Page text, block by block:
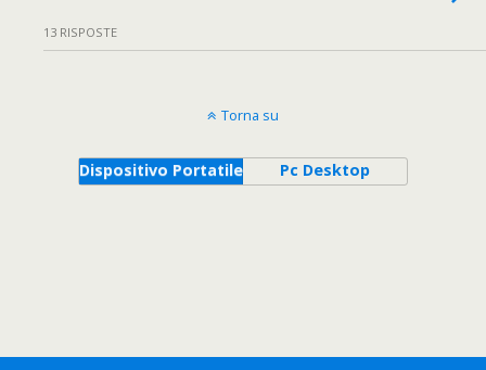
13 RISPOSTE
Torna su
Dispositivo Portatile Pc Desktop